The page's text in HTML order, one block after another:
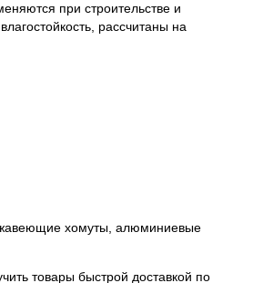
при строительстве и
рассчитаны на
хомуты, алюминиевые
товары быстрой доставкой по